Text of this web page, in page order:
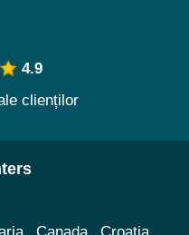
4.9
clienților